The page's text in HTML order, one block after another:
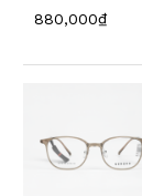
880,000₫